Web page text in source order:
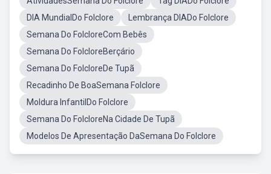
DIA MundialDo Folclore
Lembrança DIADo Folclore
Semana Do FolcloreCom Bebês
Semana Do FolcloreBerçário
Semana Do FolcloreDe Tupã
Recadinho De BoaSemana Folclore
Moldura InfantilDo Folclore
Semana Do FolcloreNa Cidade De Tupã
Modelos De Apresentação DaSemana Do Folclore